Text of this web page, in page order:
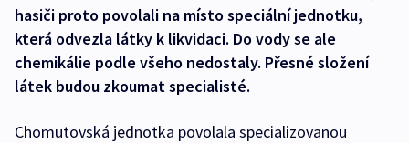
hasiči proto povolali na místo speciální jednotku,
která odvezla látky k likvidaci. Do vody se ale
chemikálie podle všeho nedostaly. Přesné složení
látek budou zkoumat specialisté.
Chomutovská jednotka povolala specializovanou